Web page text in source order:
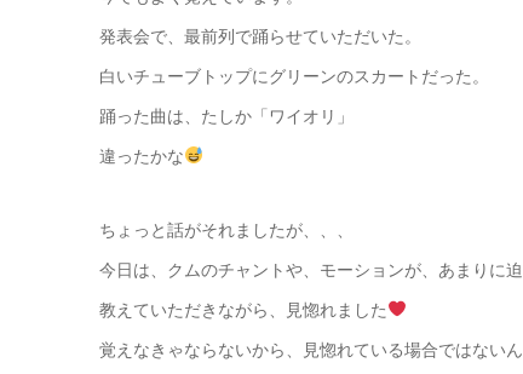
発表会で、最前列で踊らせていただいた。
白いチューブトップにグリーンのスカートだった。
踊った曲は、たしか「ワイオリ」
違ったかな
ちょっと話がそれましたが、、、
今日は、クムのチャントや、モーションが、あまりに
教えていただきながら、見惚れました
覚えなきゃならないから、見惚れている場合ではない